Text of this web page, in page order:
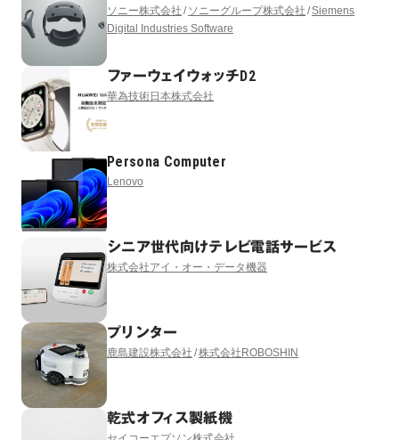
ソニー株式会社 ソニーグループ株式会社 Siemens
Digital Industries Software
ファーウェイウォッチD2
華為技術日本株式会社
Persona Computer
Lenovo
シニア世代向けテレビ電話サービス
株式会社アイ・オー・データ機器
プリンター
鹿島建設株式会社 株式会社ROBOSHIN
乾式オフィス製紙機